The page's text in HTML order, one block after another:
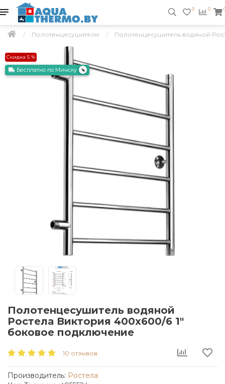
0 0
Полотенцесушители Полотенцесушитель водяной
Скидка 5 %
Бесплатно по Минску
Полотенцесушитель водяной
Ростела Виктория 400x600/6 1"
боковое подключение
10 отзывов
Производитель: Ростела